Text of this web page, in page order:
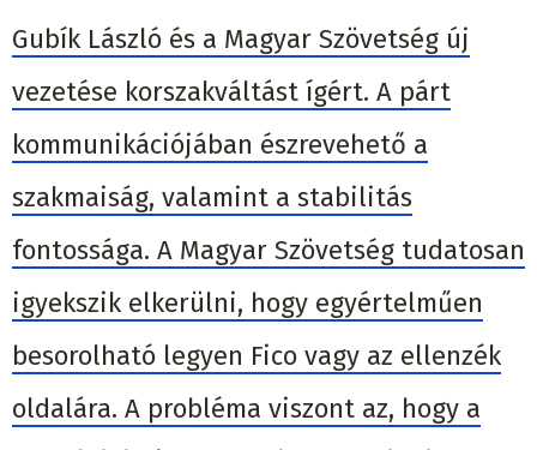
Gubík László és a Magyar Szövetség új
vezetése korszakváltást ígért. A párt
kommunikációjában észrevehető a
szakmaiság, valamint a stabilitás
fontossága. A Magyar Szövetség tudatosan
igyekszik elkerülni, hogy egyértelműen
besorolható legyen Fico vagy az ellenzék
oldalára. A probléma viszont az, hogy a